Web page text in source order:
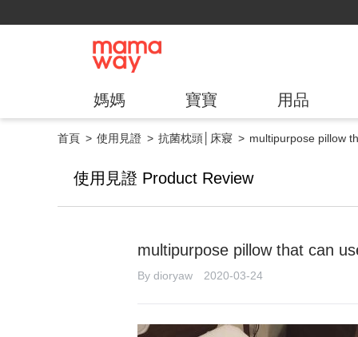
媽媽 寶寶 用品
首頁 使用見證 抗菌枕頭│床寢 multipurpose pillow
使用見證 Product Review
multipurpose pillow that can
By dioryaw 2020-03-24